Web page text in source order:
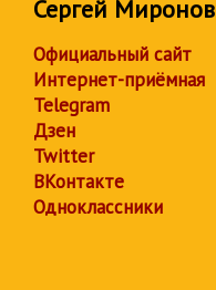
Сергей Миронов
Официальный сайт
Интернет-приёмная
Telegram
Дзен
Twitter
ВКонтакте
Одноклассники